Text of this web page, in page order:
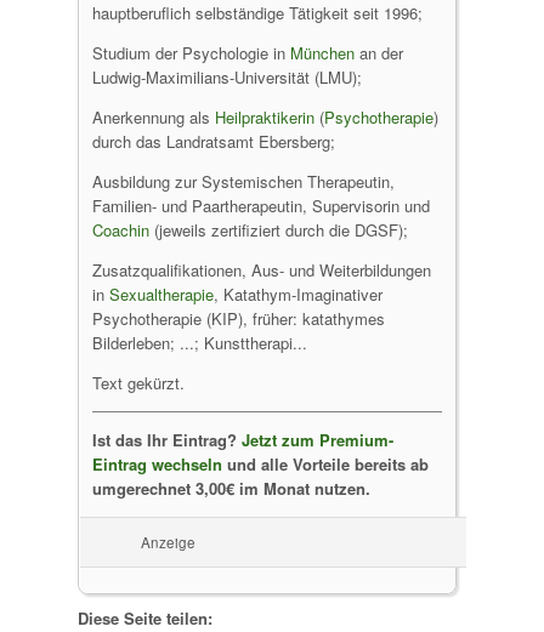
hauptberuflich selbständige Tätigkeit seit 1996;
Studium der Psychologie in München an der
Ludwig-Maximilians-Universität (LMU);
Anerkennung als Heilpraktikerin (Psychotherapie)
durch das Landratsamt Ebersberg;
Ausbildung zur Systemischen Therapeutin,
Familien- und Paartherapeutin, Supervisorin und
Coachin (jeweils zertifiziert durch die DGSF);
Zusatzqualifikationen, Aus- und Weiterbildungen
in Sexualtherapie, Katathym-Imaginativer
Psychotherapie (KIP), früher: katathymes
Bilderleben; ...; Kunsttherapi...
Text gekürzt.
Ist das Ihr Eintrag? Jetzt zum Premium-
Eintrag wechseln und alle Vorteile bereits ab
umgerechnet 3,00€ im Monat nutzen.
Anzeige
Diese Seite teilen: